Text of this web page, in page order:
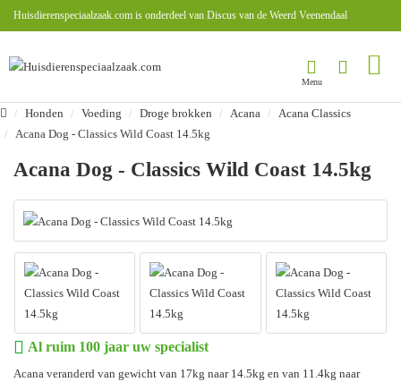
Huisdierenspeciaalzaak.com is onderdeel van Discus van de Weerd Veenendaal
Honden Voeding Droge brokken Acana
Acana Classics
Acana Dog - Classics Wild Coast 14.5kg
Acana Dog - Classics Wild Coast 14.5kg
Al ruim 100 jaar uw specialist
Acana veranderd van gewicht van 17kg naar 14.5kg en van 11.4kg naar